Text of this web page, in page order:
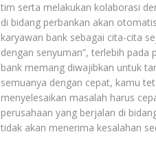
tim serta melakukan kolaborasi
di bidang perbankan akan
karyawan bank sebagai cita-cita
dengan senyuman”, terlebih
bank memang diwajibkan untuk
semuanya dengan cepat, kamu
menyelesaikan masalah harus
perusahaan yang berjalan di
tidak akan menerima kesalahan